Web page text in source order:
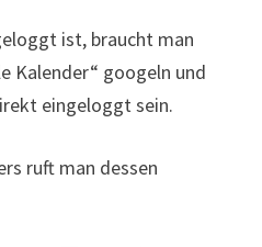
ist, braucht man
Kalender“ googeln und
eingeloggt sein.
ruft man dessen